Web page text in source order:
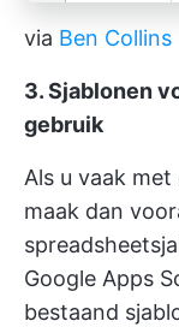
via Ben Collins
3. Sjablonen
gebruik
Als u vaak
maak dan
Google Apps
bestaand